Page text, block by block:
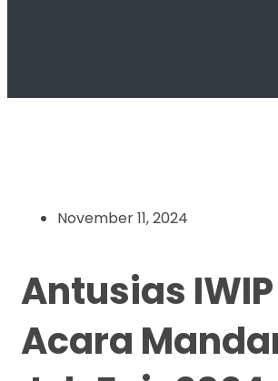
November 11, 2024
Antusias
Acara